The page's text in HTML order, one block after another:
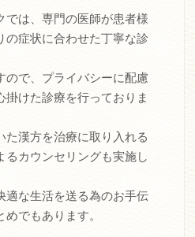
48-0635
約・お問い合わせ
では、専門の医師が患者様
の症状に合わせた丁寧な診
ので、プライバシーに配慮
掛けた診療を行っておりま
た漢方を治療に取り入れる
るカウンセリングも実施し
適な生活を送る為のお手伝
でもあります。